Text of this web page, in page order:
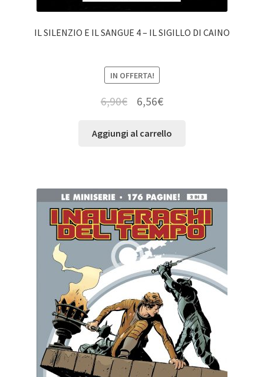
IL SILENZIO E IL SANGUE 4 – IL SIGILLO DI CAINO
IN OFFERTA!
6,90€ 6,56€
Aggiungi al carrello